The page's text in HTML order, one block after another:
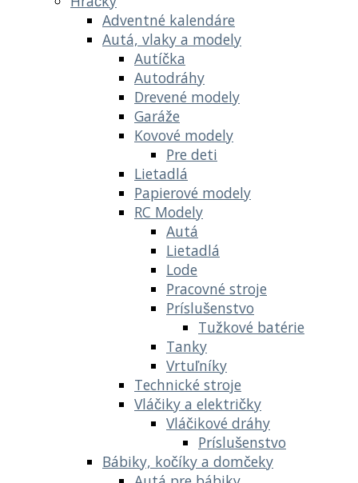
Adventné kalendáre
Autá, vlaky a modely
Autíčka
Autodráhy
Drevené modely
Garáže
Kovové modely
Pre deti
Lietadlá
Papierové modely
RC Modely
Autá
Lietadlá
Lode
Pracovné stroje
Príslušenstvo
Tužkové batérie
Tanky
Vrtuľníky
Technické stroje
Vláčiky a električky
Vláčikové dráhy
Príslušenstvo
Bábiky, kočíky a domčeky